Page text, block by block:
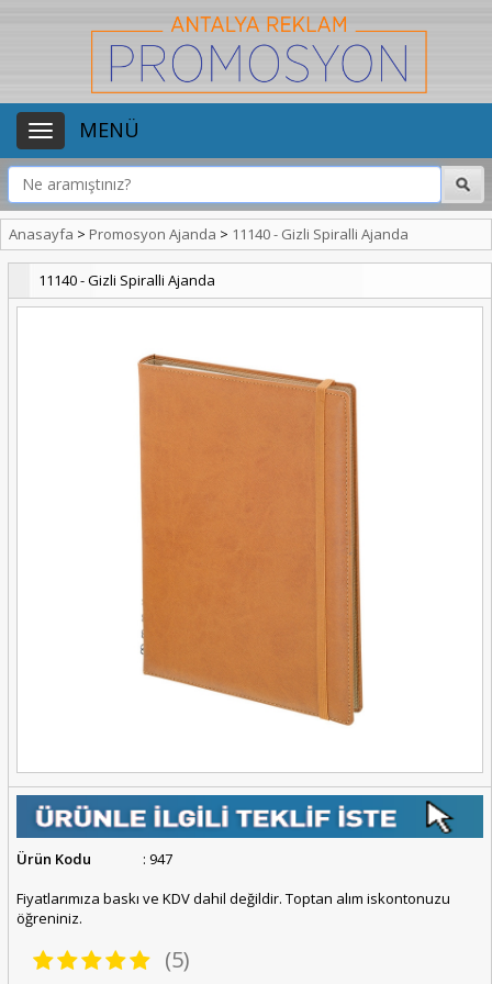
MENÜ
Anasayfa > Promosyon Ajanda > 11140 - Gizli Spiralli Ajanda
11140 - Gizli Spiralli Ajanda
Ürün Kodu
: 947
Fiyatlarımıza baskı ve KDV dahil değildir. Toptan alım iskontonuzu
öğreniniz.
(5)